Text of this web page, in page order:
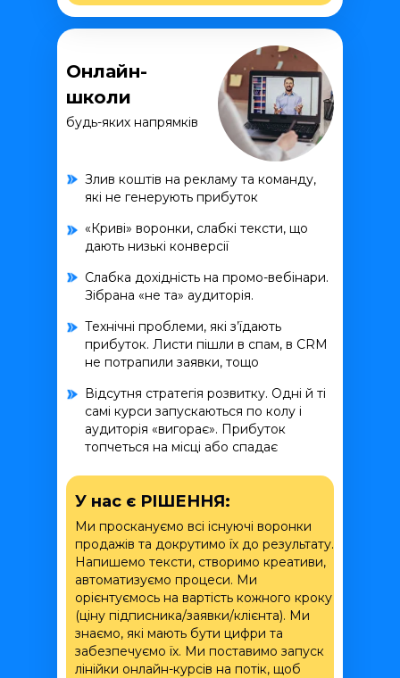
Онлайн-
школи
будь-яких напрямків
У нас є РІШЕННЯ:
Ми проскануємо всі існуючі воронки
продажів та докрутимо їх до результату.
Напишемо тексти, створимо креативи,
автоматизуємо процеси. Ми
орієнтуємось на вартість кожного кроку
(ціну підписника/заявки/клієнта). Ми
знаємо, які мають бути цифри та
забезпечуємо їх. Ми поставимо запуск
лінійки онлайн-курсів на потік, щоб
Злив коштів на рекламу та команду,
які не генерують прибуток
«Криві» воронки, слабкі тексти, що
дають низькі конверсії
Слабка дохідність на промо-вебінари.
Зібрана «не та» аудиторія.
Технічні проблеми, які з’їдають
прибуток. Листи пішли в спам, в CRM
не потрапили заявки, тощо
Відсутня стратегія розвитку. Одні й ті
самі курси запускаються по колу і
аудиторія «вигорає». Прибуток
топчеться на місці або спадає